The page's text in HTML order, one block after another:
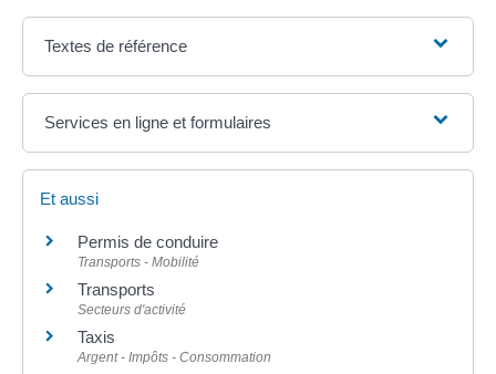
Textes de référence
Services en ligne et formulaires
Et aussi
Permis de conduire
Transports - Mobilité
Transports
Secteurs d'activité
Taxis
Argent - Impôts - Consommation